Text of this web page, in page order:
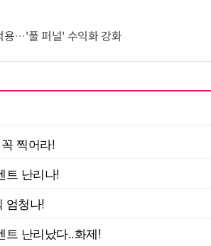
용…'풀 퍼널' 수익화 강화